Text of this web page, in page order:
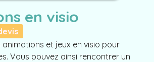
en visio
animations et jeux en visio pour
Vous pouvez ainsi rencontrer un